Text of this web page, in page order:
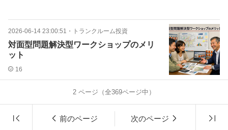
2026-06-14 23:00:51 ・ トランクルーム投資
対面型問題解決型ワークショップのメリ
ット
16
2 ページ（全369ページ中）
前のページ 次のページ